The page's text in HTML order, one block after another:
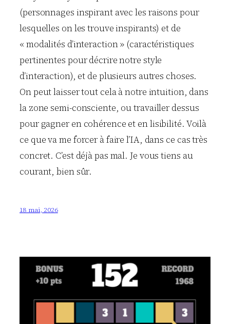
(personnages inspirant avec les raisons pour
lesquelles on les trouve inspirants) et de
« modalités d’interaction » (caractéristiques
pertinentes pour décrire notre style
d’interaction), et de plusieurs autres choses.
On peut laisser tout cela à notre intuition, dans
la zone semi-consciente, ou travailler dessus
pour gagner en cohérence et en lisibilité. Voilà
ce que va me forcer à faire l’IA, dans ce cas très
concret. C’est déjà pas mal. Je vous tiens au
courant, bien sûr.
18 mai, 2026